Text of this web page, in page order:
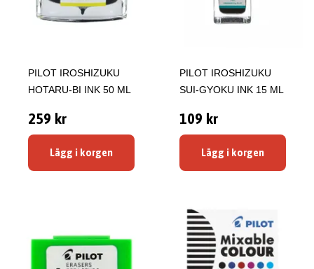
PILOT IROSHIZUKU
HOTARU-BI INK 50 ML
259 kr
Lägg i korgen
PILOT IROSHIZUKU
SUI-GYOKU INK 15 ML
109 kr
Lägg i korgen